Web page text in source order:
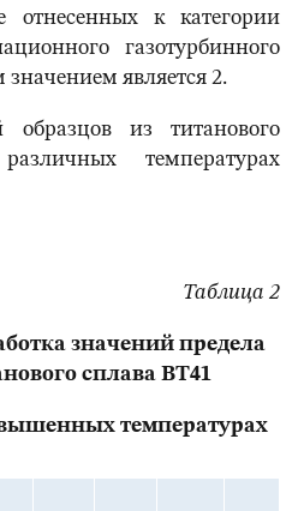
отнесенных к категории
газотурбинного
является 2.
образцов из титанового
температурах
Таблица 2
значений предела
сплава ВТ41
температурах